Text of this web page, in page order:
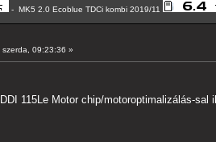
- MK5 2.0 Ecoblue TDCi kombi 2019/11
09:23:36 »
115Le Motor chip/motoroptimalizálás-